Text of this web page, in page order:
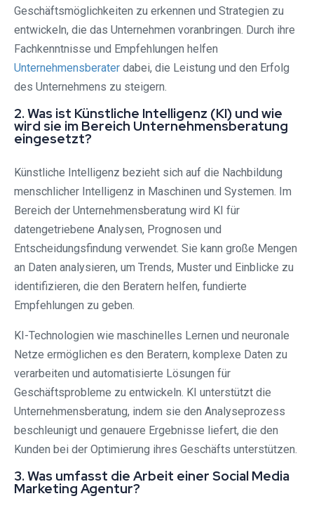
Geschäftsmöglichkeiten zu erkennen und Strategien zu
entwickeln, die das Unternehmen voranbringen. Durch ihre
Fachkenntnisse und Empfehlungen helfen
Unternehmensberater dabei, die Leistung und den Erfolg
des Unternehmens zu steigern.
2. Was ist Künstliche Intelligenz (KI) und wie
wird sie im Bereich Unternehmensberatung
eingesetzt?
Künstliche Intelligenz bezieht sich auf die Nachbildung
menschlicher Intelligenz in Maschinen und Systemen. Im
Bereich der Unternehmensberatung wird KI für
datengetriebene Analysen, Prognosen und
Entscheidungsfindung verwendet. Sie kann große Mengen
an Daten analysieren, um Trends, Muster und Einblicke zu
identifizieren, die den Beratern helfen, fundierte
Empfehlungen zu geben.
KI-Technologien wie maschinelles Lernen und neuronale
Netze ermöglichen es den Beratern, komplexe Daten zu
verarbeiten und automatisierte Lösungen für
Geschäftsprobleme zu entwickeln. KI unterstützt die
Unternehmensberatung, indem sie den Analyseprozess
beschleunigt und genauere Ergebnisse liefert, die den
Kunden bei der Optimierung ihres Geschäfts unterstützen.
3. Was umfasst die Arbeit einer Social Media
Marketing Agentur?